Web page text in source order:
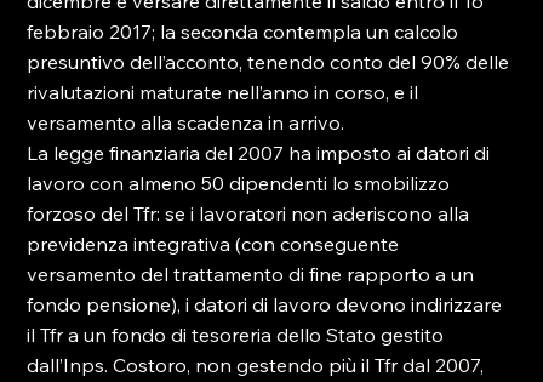
febbraio 2017; la seconda contempla un calcolo
presuntivo dell’acconto, tenendo conto del 90% delle
rivalutazioni maturate nell’anno in corso, e il
versamento alla scadenza in arrivo.
La legge finanziaria del 2007 ha imposto ai datori di
lavoro con almeno 50 dipendenti lo smobilizzo
forzoso del Tfr: se i lavoratori non aderiscono alla
previdenza integrativa (con conseguente
versamento del trattamento di fine rapporto a un
fondo pensione), i datori di lavoro devono indirizzare
il Tfr a un fondo di tesoreria dello Stato gestito
dall’Inps. Costoro, non gestendo più il Tfr dal 2007,